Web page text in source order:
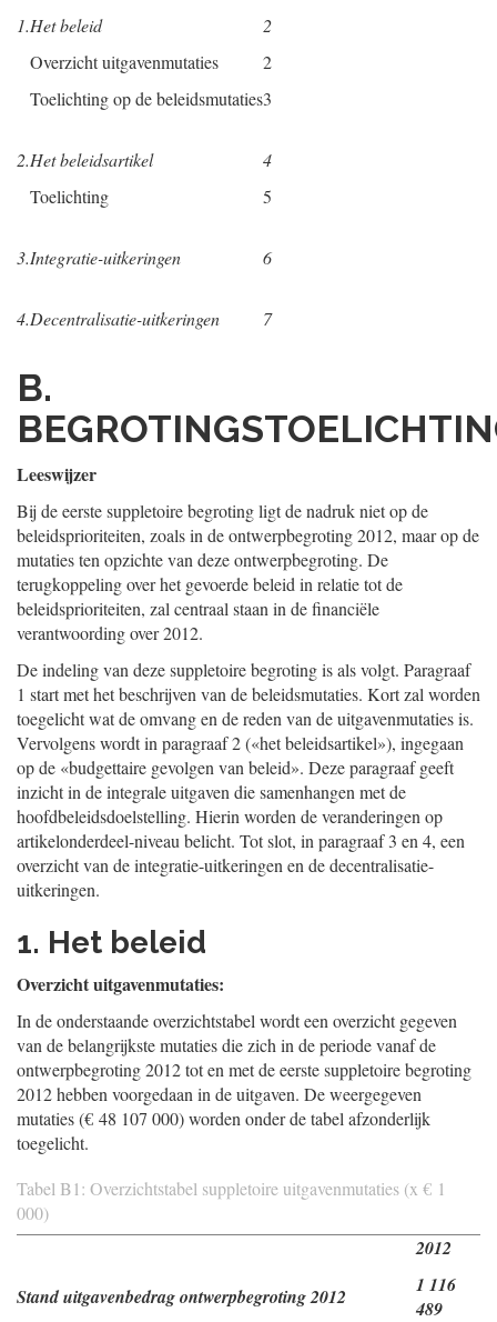
1.Het beleid
2
Overzicht uitgavenmutaties
2
Toelichting op de beleidsmutaties3
2.Het beleidsartikel
4
Toelichting
5
3.Integratie-uitkeringen 6
4.Decentralisatie-uitkeringen 7
B.
Leeswijzer
Bij de eerste suppletoire begroting ligt de nadruk niet op de
beleidsprioriteiten, zoals in de ontwerpbegroting 2012, maar op de
mutaties ten opzichte van deze ontwerpbegroting. De
terugkoppeling over het gevoerde beleid in relatie tot de
beleidsprioriteiten, zal centraal staan in de financiële
verantwoording over 2012.
De indeling van deze suppletoire begroting is als volgt. Paragraaf
1 start met het beschrijven van de beleidsmutaties. Kort zal worden
toegelicht wat de omvang en de reden van de uitgavenmutaties is.
Vervolgens wordt in paragraaf 2 («het beleidsartikel»), ingegaan
op de «budgettaire gevolgen van beleid». Deze paragraaf geeft
inzicht in de integrale uitgaven die samenhangen met de
hoofdbeleidsdoelstelling. Hierin worden de veranderingen op
artikelonderdeel-niveau belicht. Tot slot, in paragraaf 3 en 4, een
overzicht van de integratie-uitkeringen en de decentralisatie-
uitkeringen.
1. Het beleid
Overzicht uitgavenmutaties:
In de onderstaande overzichtstabel wordt een overzicht gegeven
van de belangrijkste mutaties die zich in de periode vanaf de
ontwerpbegroting 2012 tot en met de eerste suppletoire begroting
2012 hebben voorgedaan in de uitgaven. De weergegeven
mutaties (€ 48 107 000) worden onder de tabel afzonderlijk
toegelicht.
Tabel B1: Overzichtstabel suppletoire uitgavenmutaties (x € 1
000)
2012
Stand uitgavenbedrag ontwerpbegroting 2012
1 116
489